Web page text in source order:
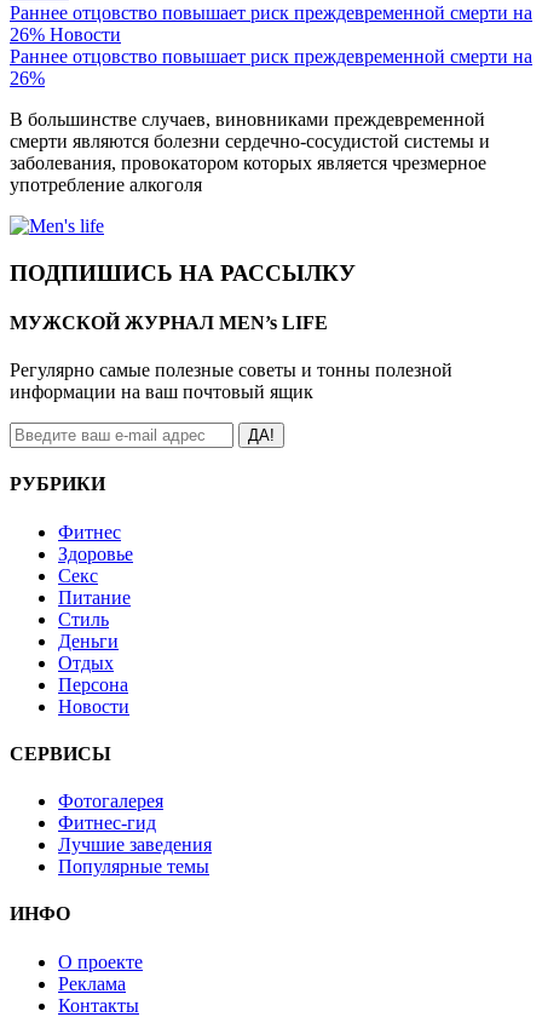
Раннее отцовство повышает риск преждевременной смерти на
26% Новости
Раннее отцовство повышает риск преждевременной смерти на
26%
В большинстве случаев, виновниками преждевременной
смерти являются болезни сердечно-сосудистой системы и
заболевания, провокатором которых является чрезмерное
употребление алкоголя
ПОДПИШИСЬ НА РАССЫЛКУ
МУЖСКОЙ ЖУРНАЛ MEN’s LIFE
Регулярно самые полезные советы и тонны полезной
информации на ваш почтовый ящик
ДА!
РУБРИКИ
Фитнес
Здоровье
Секс
Питание
Стиль
Деньги
Отдых
Персона
Новости
СЕРВИСЫ
Фотогалерея
Фитнес-гид
Лучшие заведения
Популярные темы
ИНФО
О проекте
Реклама
Контакты